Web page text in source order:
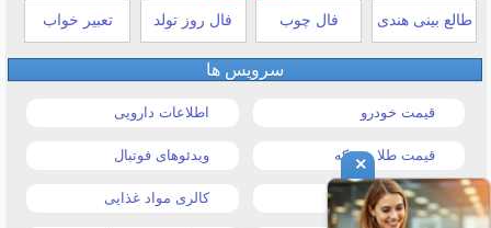
طالع بینی هندی فال چوب فال روز تولد تعبیر خواب
سرویس ها
قیمت خودرو اطلاعات دارویی
قیمت طلا و سکه ویدئوهای فوتبال
قیمت دلار کالری مواد غذایی
×